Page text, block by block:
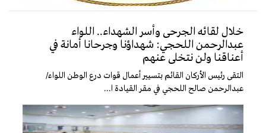
خلال لقائه الجرحى وأسر الشهداء.. اللواء
عبدالرحمن اللحجي: شهداؤنا وجرحانا أمانة في
أعناقنا ولن نتخلى عنهم
التقى رئيس الأركان القائم بتسيير أعمال قوات درع الوطن اللواء/
عبدالرحمن صالح اللحجي في مقر القيادة ا...